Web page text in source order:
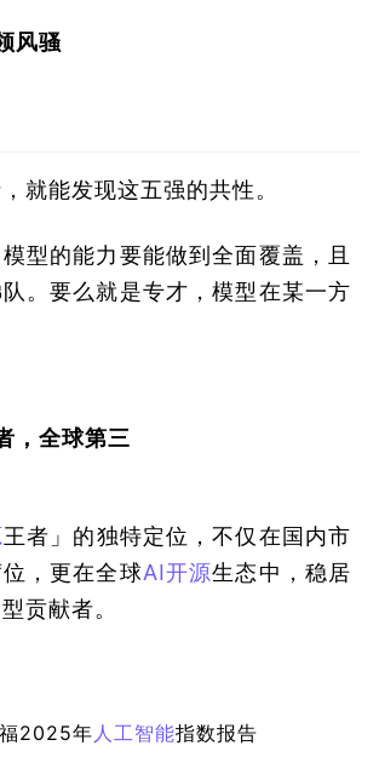
风骚
就能发现这五强的共性。
型的能力要能做到全面覆盖，且
。要么就是专才，模型在某一方
，全球第三
王者」的独特定位，不仅在国内市
，更在全球AI开源生态中，稳居
贡献者。
2025年人工智能指数报告